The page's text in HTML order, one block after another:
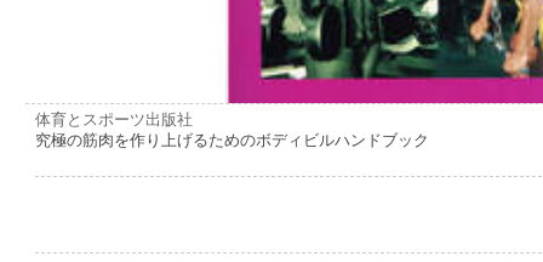
体育とスポーツ出版社
究極の筋肉を作り上げるためのボディビルハンドブック